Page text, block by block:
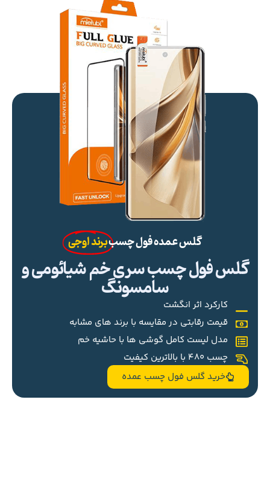
گلس عمده فول چسببرند اوجی
گلس فول چسب سری خم شیائومی و
سامسونگ
کارکرد اثر انگشت
قیمت رقابتی در مقایسه با برند های مشابه
مدل لیست کامل گوشی ها با حاشیه خم
چسب 480 با بالاترین کیفیت
خرید گلس فول چسب عمده